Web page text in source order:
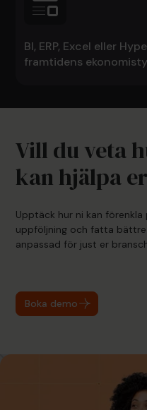
BI, ERP, Excel eller
framtidens
Vill du veta
kan hjälpa
Upptäck hur ni kan förenkla
uppföljning och fatta
anpassad för just er
Boka demo